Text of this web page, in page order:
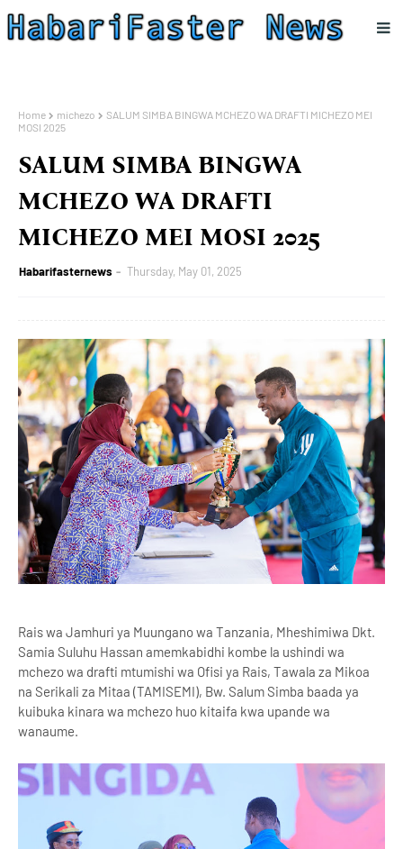
Home michezo
SALUM SIMBA BINGWA MCHEZO WA DRAFTI MICHEZO MEI
MOSI 2025
SALUM SIMBA BINGWA
MCHEZO WA DRAFTI
MICHEZO MEI MOSI 2025
Habarifasternews Thursday, May 01, 2025
Rais wa Jamhuri ya Muungano wa Tanzania, Mheshimiwa Dkt.
Samia Suluhu Hassan amemkabidhi kombe la ushindi wa
mchezo wa drafti mtumishi wa Ofisi ya Rais, Tawala za Mikoa
na Serikali za Mitaa (TAMISEMI), Bw. Salum Simba baada ya
kuibuka kinara wa mchezo huo kitaifa kwa upande wa
wanaume.